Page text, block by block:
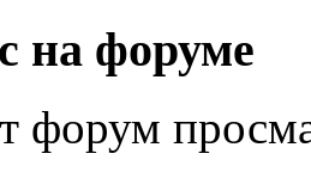
на форуме
форум